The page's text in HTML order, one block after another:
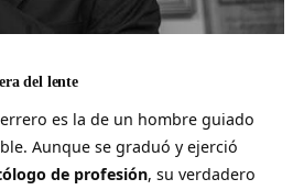
del lente
es la de un hombre guiado
Aunque se graduó y ejerció
de profesión, su verdadero